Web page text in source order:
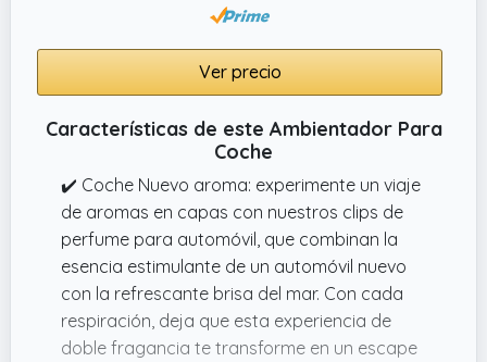
Ver precio
Características de este Ambientador Para
Coche
✔️ Coche Nuevo aroma: experimente un viaje
de aromas en capas con nuestros clips de
perfume para automóvil, que combinan la
esencia estimulante de un automóvil nuevo
con la refrescante brisa del mar. Con cada
respiración, deja que esta experiencia de
doble fragancia te transforme en un escape